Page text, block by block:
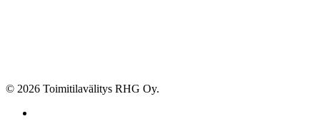
© 2026 Toimitilavälitys RHG Oy.